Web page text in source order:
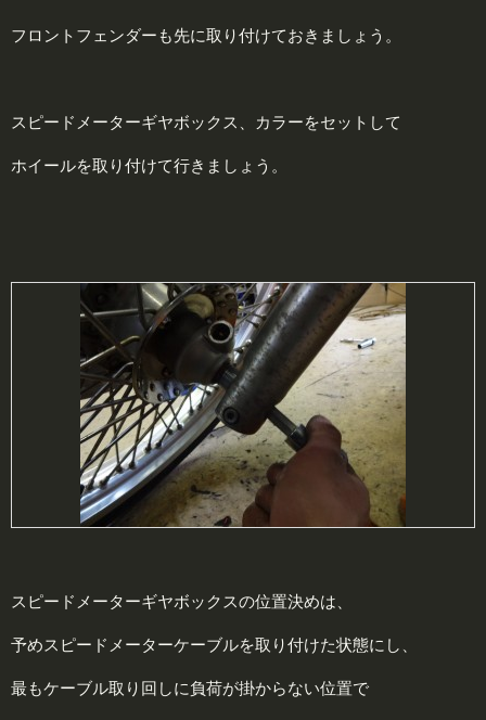
フロントフェンダーも先に取り付けておきましょう。
スピードメーターギヤボックス、カラーをセットして
ホイールを取り付けて行きましょう。
スピードメーターギヤボックスの位置決めは、
予めスピードメーターケーブルを取り付けた状態にし、
最もケーブル取り回しに負荷が掛からない位置で